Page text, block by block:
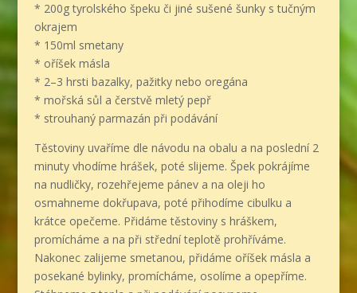
* 200g tyrolského špeku či jiné sušené šunky s tučným
okrajem
* 150ml smetany
* oříšek másla
* 2–3 hrsti bazalky, pažitky nebo oregána
* mořská sůl a čerstvě mletý pepř
* strouhaný parmazán při podávání
Těstoviny uvaříme dle návodu na obalu a na poslední 2
minuty vhodíme hrášek, poté slijeme. Špek pokrájíme
na nudličky, rozehřejeme pánev a na oleji ho
osmahneme dokřupava, poté přihodíme cibulku a
krátce opečeme. Přidáme těstoviny s hráškem,
promícháme a na při střední teplotě prohříváme.
Nakonec zalijeme smetanou, přidáme oříšek másla a
posekané bylinky, promícháme, osolíme a opepříme.